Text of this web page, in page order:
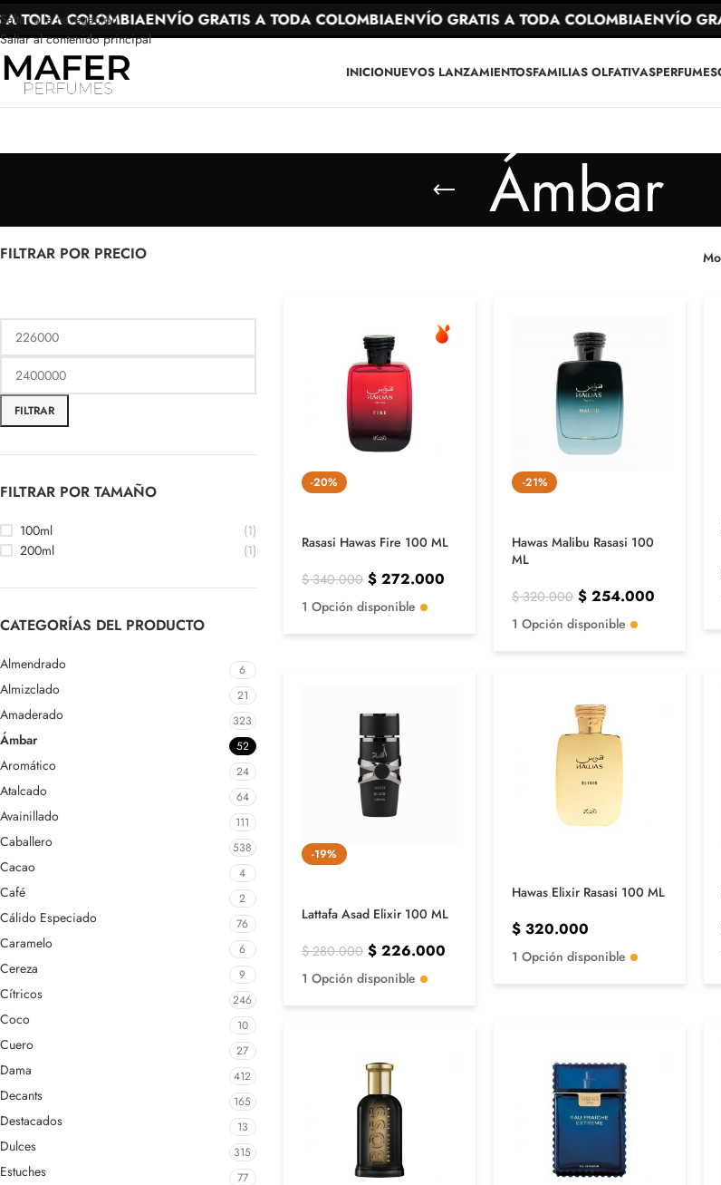
Saltar a la navegación
Saltar al contenido principal
COLOMBIAENVÍO GRATIS A TODA COLOMBIAENVÍO GRATIS A TODA COLOMBIAENVÍO GRATIS
INICIONUEVOS LANZAMIENTOSFAMILIAS OLFATIVASPERFUMES
Ámbar
FILTRAR POR PRECIO
FILTRAR
FILTRAR POR TAMAÑO
100ml
(1)
200ml
(1)
CATEGORÍAS DEL PRODUCTO
Almendrado 6
Almizclado 21
Amaderado 323
Ámbar 52
Aromático 24
Atalcado 64
Avainillado 111
Caballero 538
Cacao 4
Café 2
Cálido Especiado 76
Caramelo 6
Cereza 9
Cítricos 246
Coco 10
Cuero 27
Dama 412
Decants 165
Destacados 13
Dulces 315
Estuches 77
-20%
Rasasi Hawas Fire 100 ML
$340.000 $272.000
1 Opción disponible
-21%
Hawas Malibu Rasasi 100
ML
$320.000 $ 254.000
1 Opción disponible
-19%
Lattafa Asad Elixir 100 ML
$280.000 $226.000
1 Opción disponible
Hawas Elixir Rasasi 100 ML
$ 320.000
1 Opción disponible